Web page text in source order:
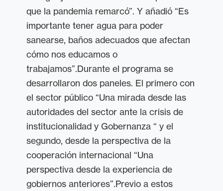
que la pandemia remarcó”. Y añadió “Es
importante tener agua para poder
sanearse, baños adecuados que afectan
cómo nos educamos o
trabajamos”.Durante el programa se
desarrollaron dos paneles. El primero con
el sector público “Una mirada desde las
autoridades del sector ante la crisis de
institucionalidad y Gobernanza “ yel
segundo, desde la perspectiva de la
cooperación internacional “Una
perspectiva desde la experiencia de
gobiernos anteriores”.Previo a estos